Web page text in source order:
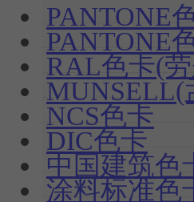
PANTONE
PANTONE
RAL色卡(
MUNSELL(
NCS色卡
DIC色卡
中国建筑色
涂料标准色